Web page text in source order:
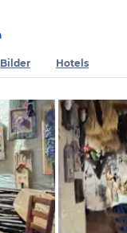
Bilder Hotels